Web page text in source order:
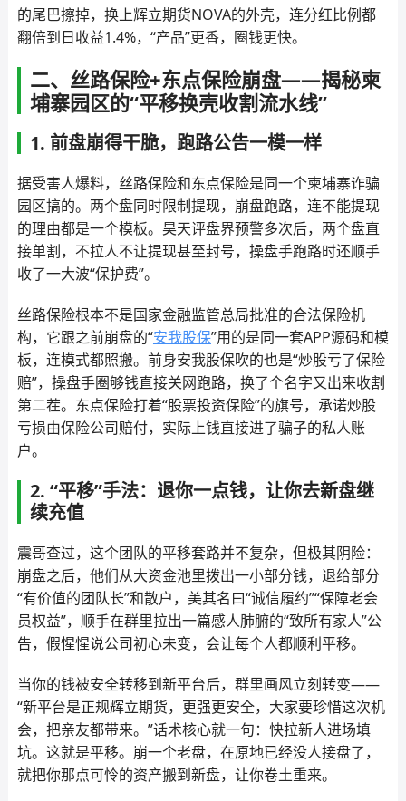
的尾巴擦掉，换上辉立期货NOVA的外壳，连分红比例都
翻倍到日收益1.4%，“产品”更香，圈钱更快。
二、丝路保险+东点保险崩盘——揭秘柬
埔寨园区的“平移换壳收割流水线”
1. 前盘崩得干脆，跑路公告一模一样
据受害人爆料，丝路保险和东点保险是同一个柬埔寨诈骗
园区搞的。两个盘同时限制提现，崩盘跑路，连不能提现
的理由都是一个模板。昊天评盘界预警多次后，两个盘直
接单割，不拉人不让提现甚至封号，操盘手跑路时还顺手
收了一大波“保护费”。
丝路保险根本不是国家金融监管总局批准的合法保险机
构，它跟之前崩盘的“安我股保”用的是同一套APP源码和模
板，连模式都照搬。前身安我股保吹的也是“炒股亏了保险
赔”，操盘手圈够钱直接关网跑路，换了个名字又出来收割
第二茬。东点保险打着“股票投资保险”的旗号，承诺炒股
亏损由保险公司赔付，实际上钱直接进了骗子的私人账
户。
2. “平移”手法：退你一点钱，让你去新盘继
续充值
震哥查过，这个团队的平移套路并不复杂，但极其阴险：
崩盘之后，他们从大资金池里拨出一小部分钱，退给部分
“有价值的团队长”和散户，美其名曰“诚信履约”“保障老会
员权益”，顺手在群里拉出一篇感人肺腑的“致所有家人”公
告，假惺惺说公司初心未变，会让每个人都顺利平移。
当你的钱被安全转移到新平台后，群里画风立刻转变——
“新平台是正规辉立期货，更强更安全，大家要珍惜这次机
会，把亲友都带来。”话术核心就一句：快拉新人进场填
坑。这就是平移。崩一个老盘，在原地已经没人接盘了，
就把你那点可怜的资产搬到新盘，让你卷土重来。